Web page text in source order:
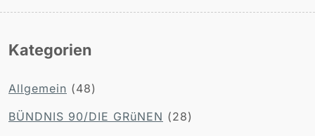
Kategorien
Allgemein (48)
BÜNDNIS 90/DIE GRüNEN (28)